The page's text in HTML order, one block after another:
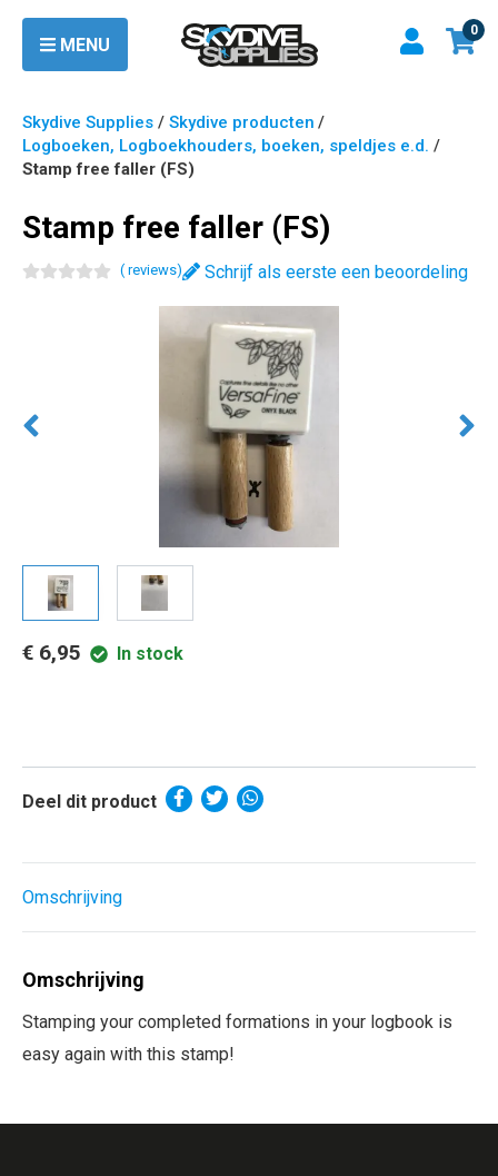
MENU
0
Skydive Supplies / Skydive producten /
Logboeken, Logboekhouders, boeken, speldjes e.d. /
Stamp free faller (FS)
Stamp free faller (FS)
( reviews) Schrijf als eerste een beoordeling
€ 6,95 In stock
Deel dit product
Omschrijving
Omschrijving
Stamping your completed formations in your logbook is
easy again with this stamp!